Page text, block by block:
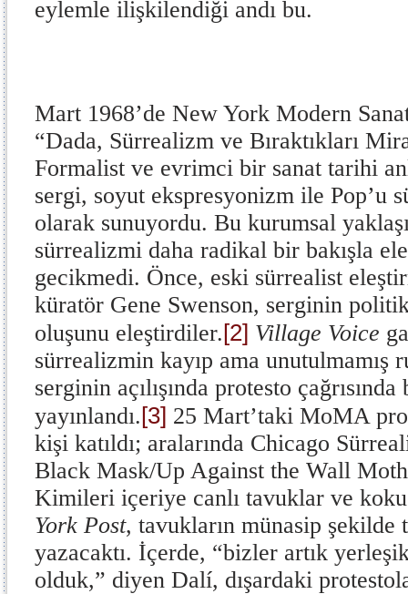
eylemle ilişkilendiği andı bu.
Mart 1968’de New York Modern
“Dada, Sürrealizm ve Bıraktıkları
Formalist ve evrimci bir sanat tarihi
sergi, soyut ekspresyonizm ile Pop’u
olarak sunuyordu. Bu kurumsal
sürrealizmi daha radikal bir bakışla
gecikmedi. Önce, eski sürrealist
küratör Gene Swenson, serginin
oluşunu eleştirdiler.[2] Village Voice
sürrealizmin kayıp ama unutulmamış
serginin açılışında protesto
yayınlandı.[3] 25 Mart’taki MoMA
kişi katıldı; aralarında Chicago
Black Mask/Up Against the Wall
Kimileri içeriye canlı tavuklar ve
York Post, tavukların münasip şekilde
yazacaktı. İçerde, “bizler artık
olduk,” diyen Dalí, dışardaki